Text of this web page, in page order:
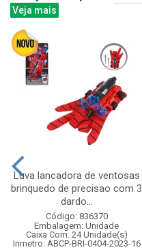
Veja mais
Luva lancadora de ventosas
brinquedo de precisao com 3
dardo...
Código: 836370
Embalagem: Unidade
Caixa Com: 24 Unidade(s)
Inmetro: ABCP-BRI-0404-2023-16